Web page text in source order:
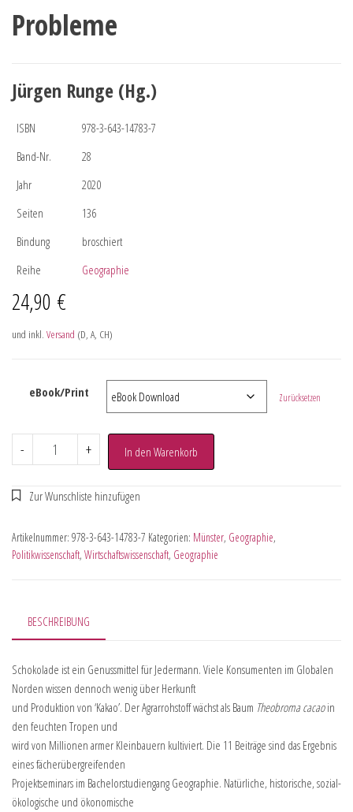
Probleme
Jürgen Runge (Hg.)
ISBN
978-3-643-14783-7
Band-Nr.
28
Jahr
2020
Seiten
136
Bindung
broschiert
Reihe
Geographie
24,90 €
und inkl. Versand (D, A, CH)
eBook/Print Zurücksetzen
- + In den Warenkorb
Artikelnummer: 978-3-643-14783-7 Kategorien: Münster, Geographie,
Politikwissenschaft, Wirtschaftswissenschaft, Geographie
BESCHREIBUNG
Schokolade ist ein Genussmittel für Jedermann. Viele Konsumenten im Globalen
Norden wissen dennoch wenig über Herkunft
und Produktion von ‘Kakao’. Der Agrarrohstoff wächst als Baum Theobroma cacaoin
den feuchten Tropen und
wird von Millionen armer Kleinbauern kultiviert. Die 11 Beiträge sind das Ergebnis
eines fächerübergreifenden
Projektseminars im Bachelorstudiengang Geographie. Natürliche, historische, sozial-
ökologische und ökonomische